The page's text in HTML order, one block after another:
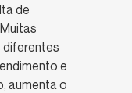
de
e
aumenta o